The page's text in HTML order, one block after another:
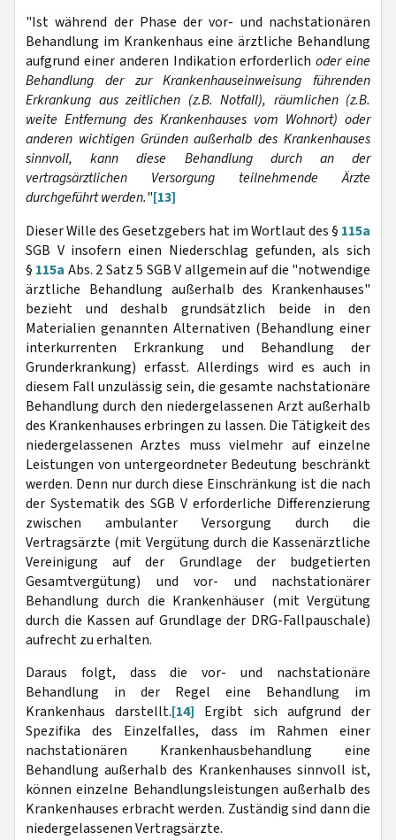
"Ist während der Phase der vor- und nachstationären
Behandlung im Krankenhaus eine ärztliche Behandlung
aufgrund einer anderen Indikation erforderlichoder eine
Behandlung der zur Krankenhauseinweisung führenden
Erkrankung aus zeitlichen (z.B. Notfall), räumlichen (z.B.
weite Entfernung des Krankenhauses vom Wohnort) oder
anderen wichtigen Gründen außerhalb des Krankenhauses
sinnvoll, kann diese Behandlung durch an der
vertragsärztlichen Versorgung teilnehmende Ärzte
durchgeführt werden."[13]
Dieser Wille des Gesetzgebers hat im Wortlaut des § 115a
SGB V insofern einen Niederschlag gefunden, als sich
§ 115a Abs. 2 Satz 5 SGB V allgemein auf die "notwendige
ärztliche Behandlung außerhalb des Krankenhauses"
bezieht und deshalb grundsätzlich beide in den
Materialien genannten Alternativen (Behandlung einer
interkurrenten Erkrankung und Behandlung der
Grunderkrankung) erfasst. Allerdings wird es auch in
diesem Fall unzulässig sein, die gesamte nachstationäre
Behandlung durch den niedergelassenen Arzt außerhalb
des Krankenhauses erbringen zu lassen. Die Tätigkeit des
niedergelassenen Arztes muss vielmehr auf einzelne
Leistungen von untergeordneter Bedeutung beschränkt
werden. Denn nur durch diese Einschränkung ist die nach
der Systematik des SGB V erforderliche Differenzierung
zwischen ambulanter Versorgung durch die
Vertragsärzte (mit Vergütung durch die Kassenärztliche
Vereinigung auf der Grundlage der budgetierten
Gesamtvergütung) und vor- und nachstationärer
Behandlung durch die Krankenhäuser (mit Vergütung
durch die Kassen auf Grundlage der DRG-Fallpauschale)
aufrecht zu erhalten.
Daraus folgt, dass die vor- und nachstationäre
Behandlung in der Regel eine Behandlung im
Krankenhaus darstellt.[14] Ergibt sich aufgrund der
Spezifika des Einzelfalles, dass im Rahmen einer
nachstationären Krankenhausbehandlung eine
Behandlung außerhalb des Krankenhauses sinnvoll ist,
können einzelne Behandlungsleistungen außerhalb des
Krankenhauses erbracht werden. Zuständig sind dann die
niedergelassenen Vertragsärzte.